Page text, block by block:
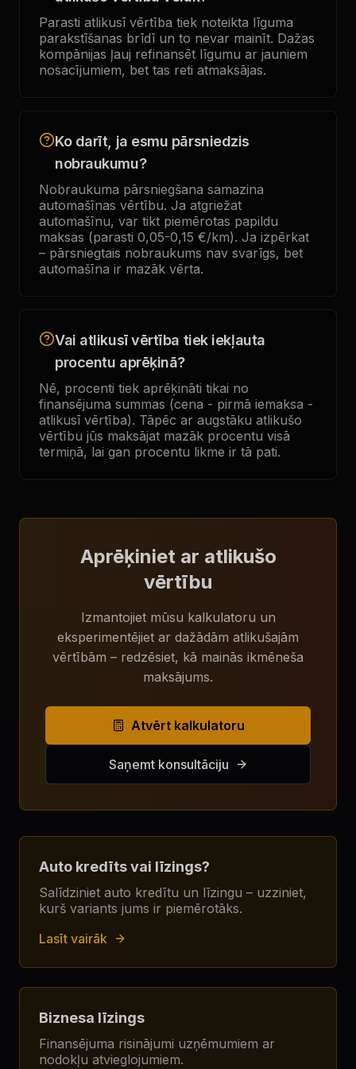
Parasti atlikusī vērtība tiek noteikta līguma
parakstīšanas brīdī un to nevar mainīt. Dažas
kompānijas ļauj refinansēt līgumu ar jauniem
nosacījumiem, bet tas reti atmaksājas.
Ko darīt, ja esmu pārsniedzis
nobraukumu?
Nobraukuma pārsniegšana samazina
automašīnas vērtību. Ja atgriežat
automašīnu, var tikt piemērotas papildu
maksas (parasti 0,05-0,15 €/km). Ja izpērkat
– pārsniegtais nobraukums nav svarīgs, bet
automašīna ir mazāk vērta.
Vai atlikusī vērtība tiek iekļauta
procentu aprēķinā?
Nē, procenti tiek aprēķināti tikai no
finansējuma summas (cena - pirmā iemaksa -
atlikusī vērtība). Tāpēc ar augstāku atlikušo
vērtību jūs maksājat mazāk procentu visā
termiņā, lai gan procentu likme ir tā pati.
Aprēķiniet ar atlikušo
vērtību
Izmantojiet mūsu kalkulatoru un
eksperimentējiet ar dažādām atlikušajām
vērtībām – redzēsiet, kā mainās ikmēneša
maksājums.
Atvērt kalkulatoru
Saņemt konsultāciju
Auto kredīts vai līzings?
Salīdziniet auto kredītu un līzingu – uzziniet,
kurš variants jums ir piemērotāks.
Lasīt vairāk
Biznesa līzings
Finansējuma risinājumi uzņēmumiem ar
nodokļu atvieglojumiem.